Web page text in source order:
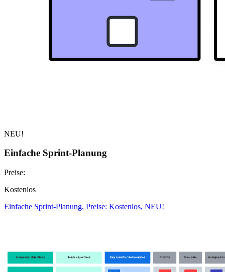
NEU!
Einfache Sprint-Planung
Preise:
Kostenlos
Einfache Sprint-Planung, Preise: Kostenlos, NEU!